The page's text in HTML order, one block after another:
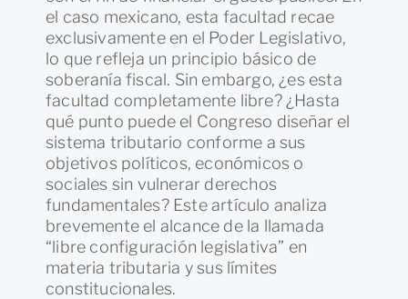
el caso mexicano, esta facultad recae
exclusivamente en el Poder Legislativo,
lo que refleja un principio básico de
soberanía fiscal. Sin embargo, ¿es esta
facultad completamente libre? ¿Hasta
qué punto puede el Congreso diseñar el
sistema tributario conforme a sus
objetivos políticos, económicos o
sociales sin vulnerar derechos
fundamentales? Este artículo analiza
brevemente el alcance de la llamada
“libre configuración legislativa” en
materia tributaria y sus límites
constitucionales.